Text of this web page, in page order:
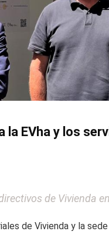
la EVha y los
de Vivienda
de Vivienda y la